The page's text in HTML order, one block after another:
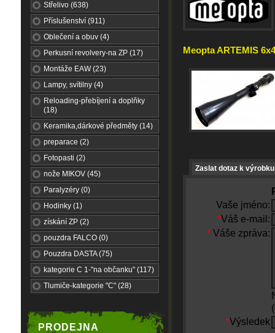
Střelivo (638)
Příslušenství (911)
Oblečení a obuv (4)
Perkusní revolvery-na ZP (17)
Montáže EAW (23)
Lampy, svítilny (4)
Reloading-přebíjení a doplňky
(18)
Keramika,dárkové předměty (14)
preparace (2)
Fotopasti (2)
nože MIKOV (45)
Paralyzéry (0)
Hodinky (1)
získání ZP (2)
pouzdra FALCO (0)
Pouzdra DASTA (75)
kategorie C 1-"na občanku" (117)
Tlumiče-kategorie "C" (28)
PRODEJNA
Meopta ARTEMIS
Zaslat dotaz k výrobku
Vaše jméno:
*Váš e-mail:
* Váše zpráva:
*Výsledek